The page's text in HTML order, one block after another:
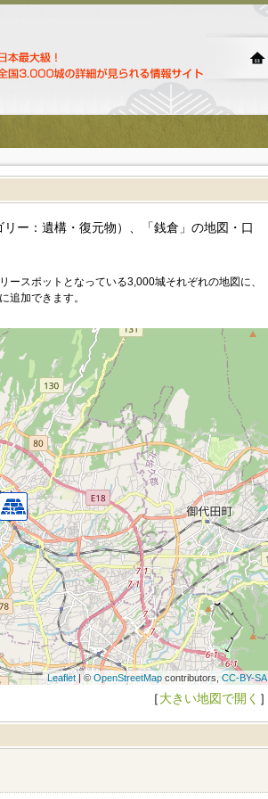
ー：遺構・復元物）、「銭倉」の地図・口
ースポットとなっている3,000城それぞれの地図に、
追加できます。
Leaflet| © OpenStreetMapcontributors, CC-BY-SA
［大きい地図で開く ］